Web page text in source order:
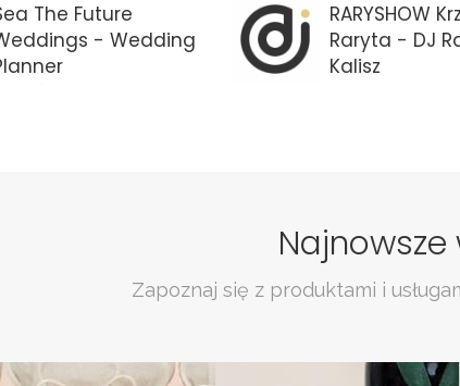
The Future
- Wedding
RARYSHOW
Raryta - DJ
Kalisz
Zapoznaj się z produktami i